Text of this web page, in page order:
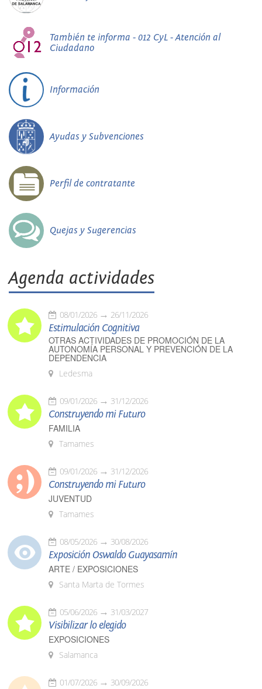
También te informa - 012 CyL - Atención al
Ciudadano
Información
Ayudas y Subvenciones
Perfil de contratante
Quejas y Sugerencias
Agenda actividades
08/01/2026 26/11/2026
Estimulación Cognitiva
OTRAS ACTIVIDADES DE PROMOCIÓN DE LA
AUTONOMÍA PERSONAL Y PREVENCIÓN DE LA
DEPENDENCIA
Ledesma
09/01/2026 31/12/2026
Construyendo mi Futuro
FAMILIA
Tamames
09/01/2026 31/12/2026
Construyendo mi Futuro
JUVENTUD
Tamames
08/05/2026 30/08/2026
Exposición Oswaldo Guayasamín
ARTE / EXPOSICIONES
Santa Marta de Tormes
05/06/2026 31/03/2027
Visibilizar lo elegido
EXPOSICIONES
Salamanca
01/07/2026 30/09/2026